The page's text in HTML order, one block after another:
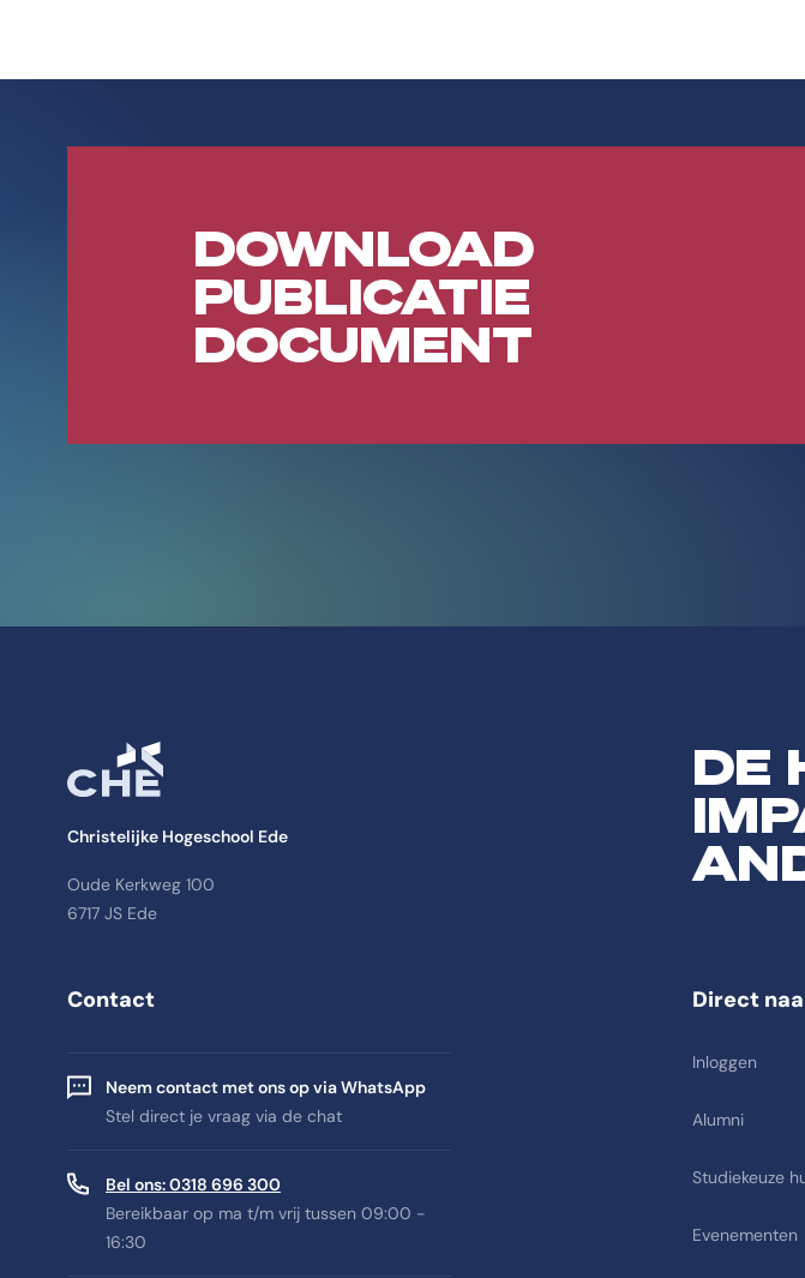
DOWNLOAD
PUBLICATIE
DOCUMENT
Christelijke Hogeschool Ede
Oude Kerkweg 100
6717 JS Ede
DE
Contact
Neem contact met ons op via WhatsApp
Stel direct je vraag via de chat
Bel ons: 0318 696 300
Bereikbaar op ma t/m vrij tussen 09:00 -
16:30
Direct
Inloggen
Alumni
Studiekeuze
Evenementen